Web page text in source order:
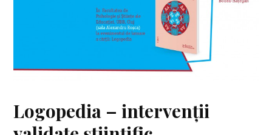
Logopedia – intervenții